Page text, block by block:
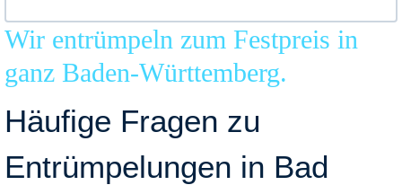
Wir entrümpeln zum Festpreis in
ganz Baden-Württemberg.
Häufige Fragen zu
Entrümpelungen in Bad